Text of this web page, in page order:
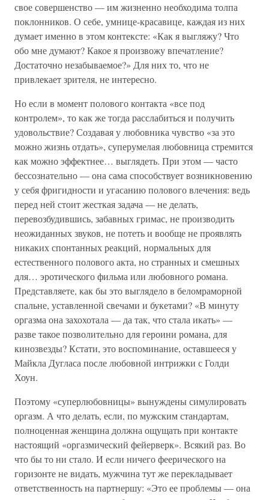
свое совершенство — им жизненно необходима толпа
поклонников. О себе, умнице-красавице, каждая из них
думает именно в этом контексте: «Как я выгляжу? Что
обо мне думают? Какое я произвожу впечатление?
Достаточно незабываемое?» Для них то, что не
привлекает зрителя, не интересно.
Но если в момент полового контакта «все под
контролем», то как же тогда расслабиться и получить
удовольствие? Создавая у любовника чувство «за это
можно жизнь отдать», суперумелая любовница стремится
как можно эффектнее… выглядеть. При этом — часто
бессознательно — она сама способствует возникновению
у себя фригидности и угасанию полового влечения: ведь
перед ней стоит жесткая задача — не делать,
перевозбудившись, забавных гримас, не производить
неожиданных звуков, не потеть и вообще не проявлять
никаких спонтанных реакций, нормальных для
естественного полового акта, но странных и смешных
для… эротического фильма или любовного романа.
Представляете, как бы это выглядело в беломраморной
спальне, уставленной свечами и букетами? «В минуту
оргазма она захохотала — да так, что стала икать» —
разве такое позволительно для героини романа, для
кинозвезды? Кстати, это воспоминание, оставшееся у
Майкла Дугласа после любовной интрижки с Голди
Хоун.
Поэтому «суперлюбовницы» вынуждены симулировать
оргазм. А что делать, если, по мужским стандартам,
полноценная женщина должна ощущать при контакте
настоящий «оргазмический фейерверк». Всякий раз. Во
что бы то ни стало. И если ничего феерического на
горизонте не видать, мужчина тут же перекладывает
ответственность на партнершу: «Это ее проблемы — она